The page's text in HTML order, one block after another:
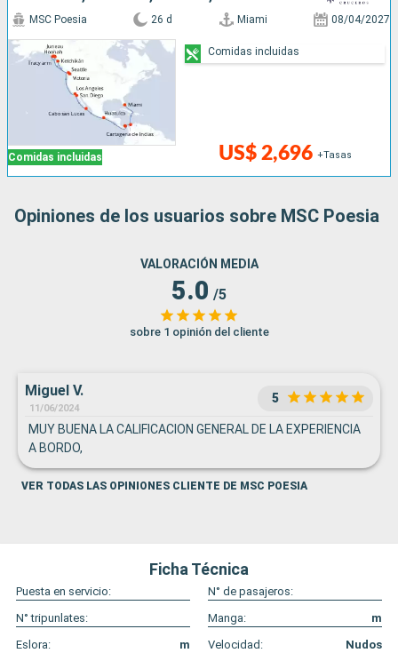
Comidas incluidas
MSC Poesia 26 d Miami 08/04/2027
US$ 2,696 +Tasas
Comidas incluidas
Opiniones de los usuarios sobre MSC Poesia
VALORACIÓN MEDIA
5.0 /5
sobre 1 opinión del cliente
Miguel V.
11/06/2024
5
MUY BUENA LA CALIFICACION GENERAL DE LA EXPERIENCIA
A BORDO,
VER TODAS LAS OPINIONES CLIENTE DE MSC POESIA
Ficha Técnica
Puesta en servicio:
N° de pasajeros:
N° tripunlates:
Manga:
m
Eslora:
m Velocidad: Nudos